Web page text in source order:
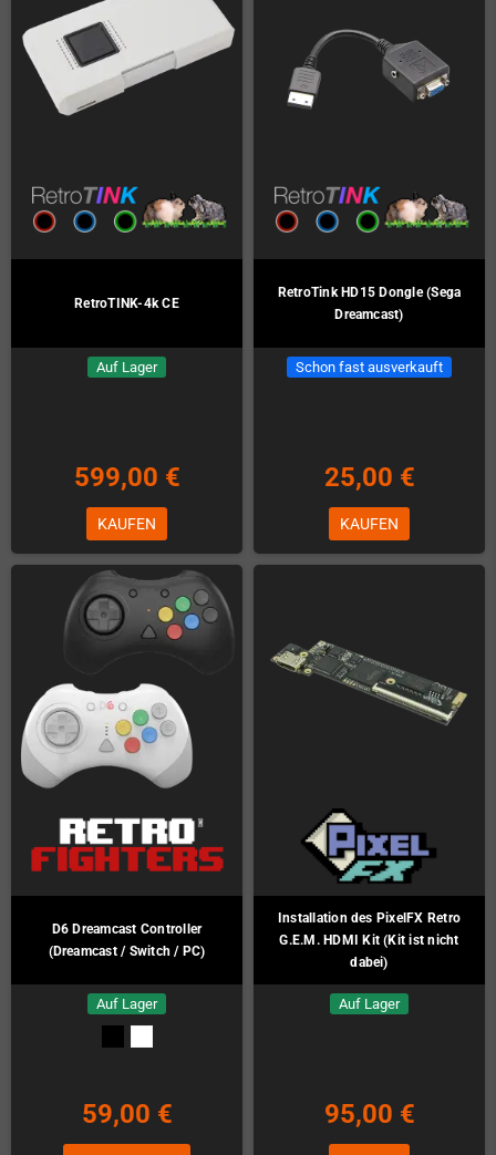
RetroTINK-4k CE
Auf Lager
599,00 €
KAUFEN
RetroTink HD15 Dongle (Sega
Dreamcast)
Schon fast ausverkauft
25,00 €
KAUFEN
D6 Dreamcast Controller
(Dreamcast / Switch / PC)
Auf Lager
59,00 €
Installation des PixelFX Retro
G.E.M. HDMI Kit (Kit ist nicht
dabei)
Auf Lager
95,00 €